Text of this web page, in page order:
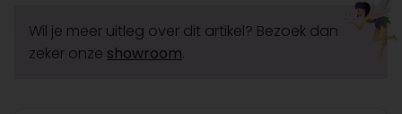
Wil je meer uitleg over dit artikel? Bezoek dan
zeker onze showroom.